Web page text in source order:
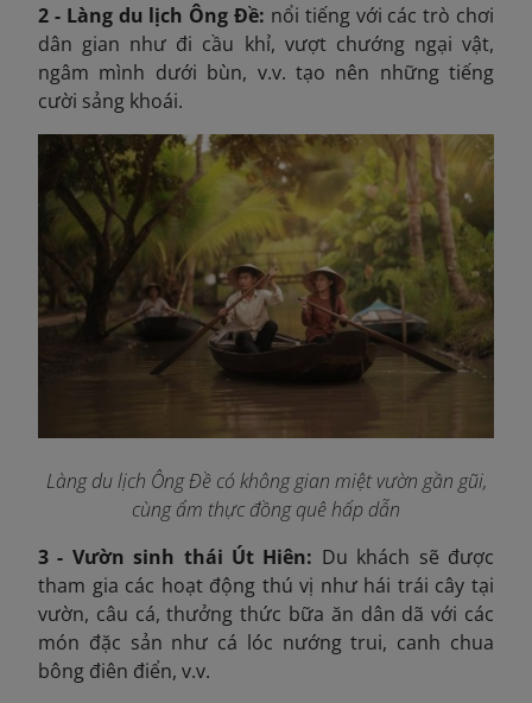
2 - Làng du lịch Ông Đề: nổi tiếng với các trò chơi
dân gian như đi cầu khỉ, vượt chướng ngại vật,
ngâm mình dưới bùn, v.v. tạo nên những tiếng
cười sảng khoái.
Làng du lịch Ông Đề có không gian miệt vườn gần gũi,
cùng ẩm thực đồng quê hấp dẫn
3 - Vườn sinh thái Út Hiên: Du khách sẽ được
tham gia các hoạt động thú vị như hái trái cây tại
vườn, câu cá, thưởng thức bữa ăn dân dã với các
món đặc sản như cá lóc nướng trui, canh chua
bông điên điển, v.v.